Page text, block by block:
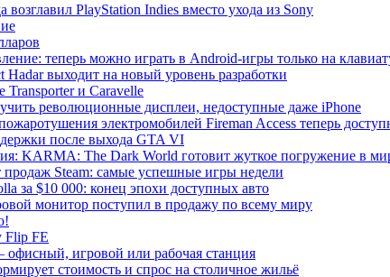
PlayStation Indies вместо ухода из Sony
теперь можно играть в Android-игры только на
выходит на новый уровень разработки
Transporter и Caravelle
революционные дисплеи, недоступные даже iPhone
электромобилей Fireman Access теперь
после выхода GTA VI
KARMA: The Dark World готовит жуткое погружение в
Steam: самые успешные игры недели
за $10 000: конец эпохи доступных авто
монитор поступил в продажу по всему миру
Flip FE
игровой или рабочая станция
стоимость и спрос на столичное жильё